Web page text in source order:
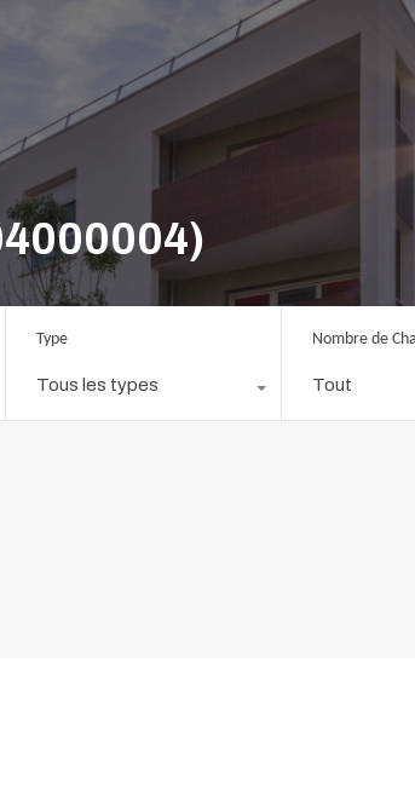
Type
Tous les types
Nombre de
Tout